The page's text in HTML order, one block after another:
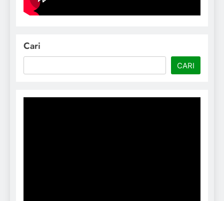
Cari
CARI